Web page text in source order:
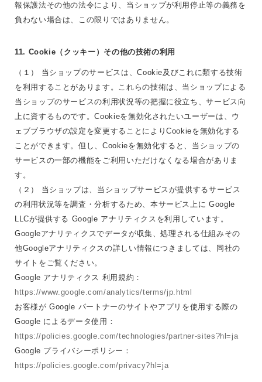
報保護法その他の法令により、当ショップが利用停止等の義務を
負わない場合は、この限りではありません。
11. Cookie（クッキー）その他の技術の利用
（１） 当ショップのサービスは、Cookie及びこれに類する技術
を利用することがあります。これらの技術は、当ショップによる
当ショップのサービスの利用状況等の把握に役立ち、サービス向
上に資するものです。Cookieを無効化されたいユーザーは、ウ
ェブブラウザの設定を変更することによりCookieを無効化する
ことができます。但し、Cookieを無効化すると、当ショップの
サービスの一部の機能をご利用いただけなくなる場合がありま
す。
（２） 当ショップは、当ショップサービスが提供するサービス
の利用状況等を調査・分析するため、本サービス上に Google
LLCが提供する Google アナリティクスを利用しています。
Googleアナリティクスでデータが収集、処理される仕組みその
他Googleアナリティクスの詳しい情報につきましては、同社の
サイトをご覧ください。
Google アナリティクス 利用規約：
https://www.google.com/analytics/terms/jp.html
お客様が Google パートナーのサイトやアプリを使用する際の
Google によるデータ使用：
https://policies.google.com/technologies/partner-sites?hl=ja
Google プライバシーポリシー：
https://policies.google.com/privacy?hl=ja